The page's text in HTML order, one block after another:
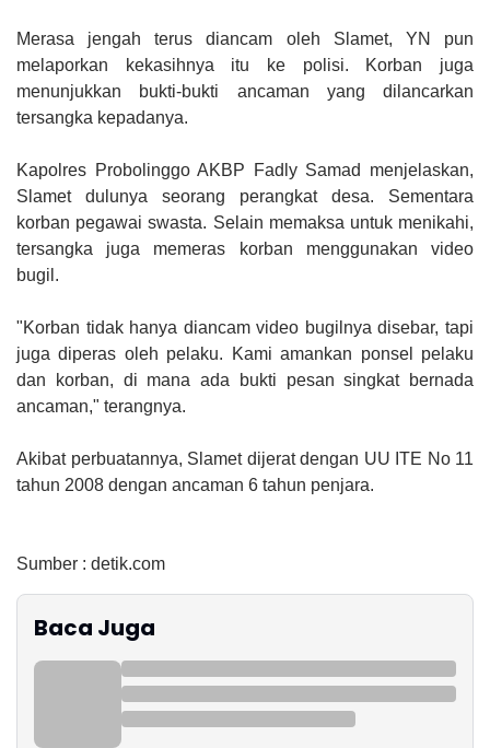
Merasa jengah terus diancam oleh Slamet, YN pun
melaporkan kekasihnya itu ke polisi. Korban juga
menunjukkan bukti-bukti ancaman yang dilancarkan
tersangka kepadanya.
Kapolres Probolinggo AKBP Fadly Samad menjelaskan,
Slamet dulunya seorang perangkat desa. Sementara
korban pegawai swasta. Selain memaksa untuk menikahi,
tersangka juga memeras korban menggunakan video
bugil.
"Korban tidak hanya diancam video bugilnya disebar, tapi
juga diperas oleh pelaku. Kami amankan ponsel pelaku
dan korban, di mana ada bukti pesan singkat bernada
ancaman," terangnya.
Akibat perbuatannya, Slamet dijerat dengan UU ITE No 11
tahun 2008 dengan ancaman 6 tahun penjara.
Sumber : detik.com
Baca Juga